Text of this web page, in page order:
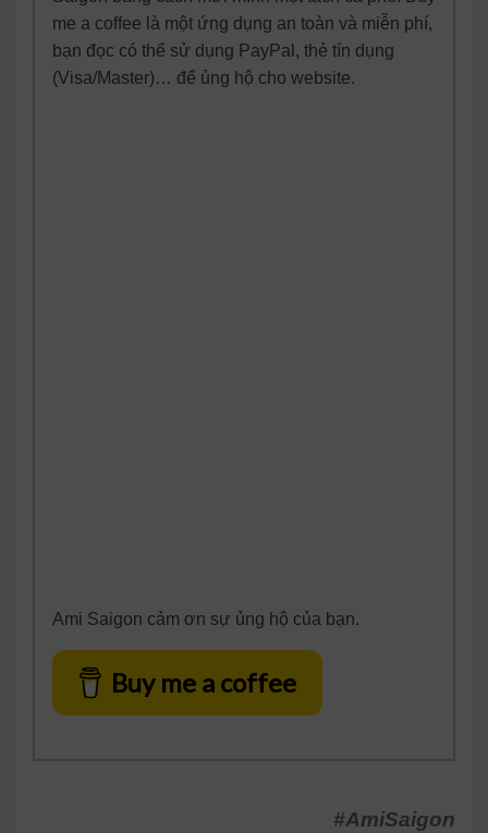
me a coffee là một ứng dụng an toàn và miễn phí,
bạn đọc có thể sử dụng PayPal, thẻ tín dụng
(Visa/Master)… để ủng hộ cho website.
Ami Saigon cảm ơn sự ủng hộ của bạn.
Buy me a coffee
#AmiSaigon